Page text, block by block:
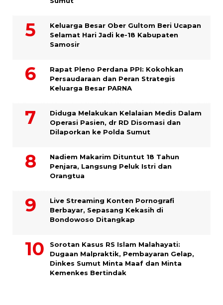
Keluarga Besar Ober Gultom Beri Ucapan
Selamat Hari Jadi ke-18 Kabupaten
Samosir
Rapat Pleno Perdana PPI: Kokohkan
Persaudaraan dan Peran Strategis
Keluarga Besar PARNA
Diduga Melakukan Kelalaian Medis Dalam
Operasi Pasien, dr RD Disomasi dan
Dilaporkan ke Polda Sumut
​Nadiem Makarim Dituntut 18 Tahun
Penjara, Langsung Peluk Istri dan
Orangtua
Live Streaming Konten Pornografi
Berbayar, Sepasang Kekasih di
Bondowoso Ditangkap
Sorotan Kasus RS Islam Malahayati:
Dugaan Malpraktik, Pembayaran Gelap,
Dinkes Sumut Minta Maaf dan Minta
Kemenkes Bertindak